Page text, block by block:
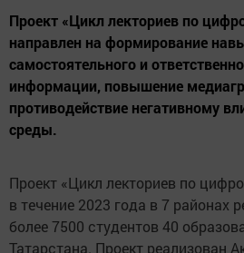
Проект «Цикл лекториев по
направлен на формирование
самостоятельного и
информации, повышение
противодействие негативному
среды.
Проект «Цикл лекториев по
в течение 2023 года в 7 районах
более 7500 студентов 40
Татарстана. Проект реализован